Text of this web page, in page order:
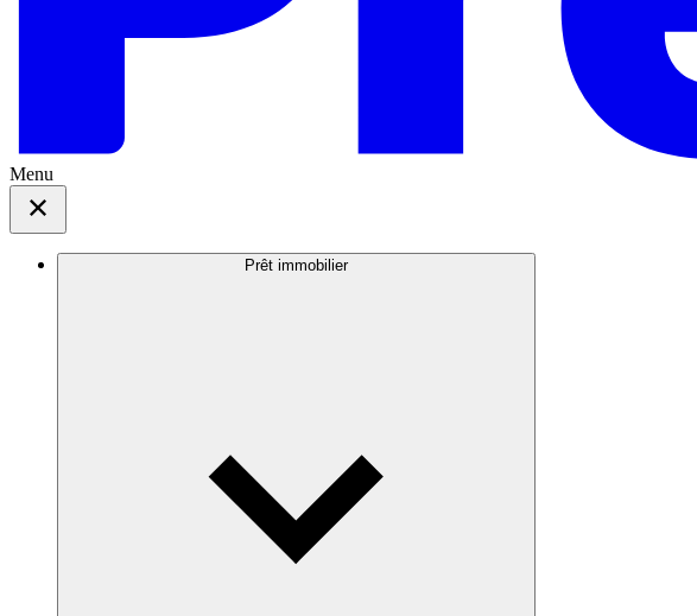
Menu
Prêt immobilier